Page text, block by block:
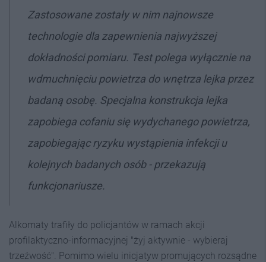
Zastosowane zostały w nim najnowsze
technologie dla zapewnienia najwyższej
dokładności pomiaru. Test polega wyłącznie na
wdmuchnięciu powietrza do wnętrza lejka przez
badaną osobę. Specjalna konstrukcja lejka
zapobiega cofaniu się wydychanego powietrza,
zapobiegając ryzyku wystąpienia infekcji u
kolejnych badanych osób - przekazują
funkcjonariusze.
Alkomaty trafiły do policjantów w ramach akcji
profilaktyczno-informacyjnej "żyj aktywnie - wybieraj
trzeźwość". Pomimo wielu inicjatyw promujących rozsądne